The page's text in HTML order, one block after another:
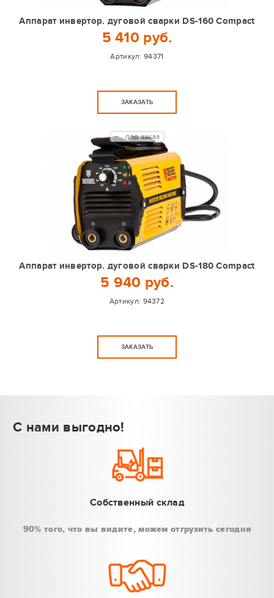
Аппарат инвертор. дуговой сварки DS-160 Compact
5 410 руб.
Артикул:94371
ЗАКАЗАТЬ
Аппарат инвертор. дуговой сварки DS-180 Compact
5 940 руб.
Артикул: 94372
под заказ
ЗАКАЗАТЬ
С нами выгодно!
Собственный склад
90% того, что вы видите, можем отгрузить сегодня